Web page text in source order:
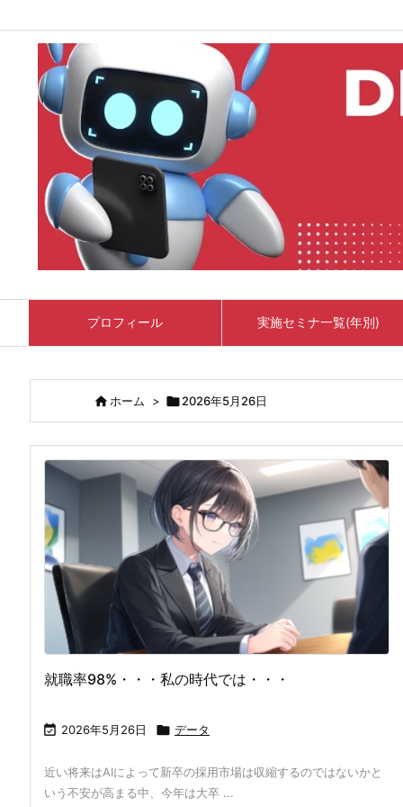
プロフィール 実施セミナ一覧(年別)
ホーム > 2026年5月26日
就職率98%・・・私の時代では・・・
 2026年5月26日  データ
近い将来はAIによって新卒の採用市場は収縮するのではないかと
いう不安が高まる中、今年は大卒 ...